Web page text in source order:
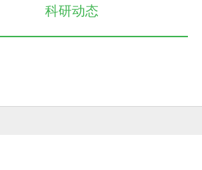
科研动态